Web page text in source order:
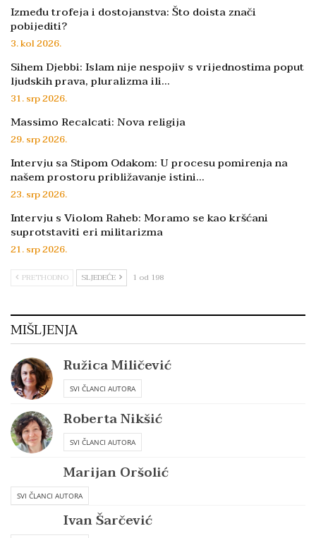
Između trofeja i dostojanstva: Što doista znači
pobijediti?
3. kol 2026.
Sihem Djebbi: Islam nije nespojiv s vrijednostima poput
ljudskih prava, pluralizma ili…
31. srp 2026.
Massimo Recalcati: Nova religija
29. srp 2026.
Intervju sa Stipom Odakom: U procesu pomirenja na
našem prostoru približavanje istini…
23. srp 2026.
Intervju s Violom Raheb: Moramo se kao kršćani
suprotstaviti eri militarizma
21. srp 2026.
PRETHODNO SLJEDEĆE 1 od 198
MIŠLJENJA
Ružica Miličević
SVI ČLANCI AUTORA
Roberta Nikšić
SVI ČLANCI AUTORA
Marijan Oršolić
SVI ČLANCI AUTORA
Ivan Šarčević